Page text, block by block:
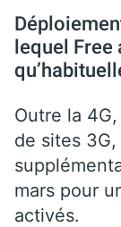
lequel Free
Outre la
de sites
mars pour
activés.